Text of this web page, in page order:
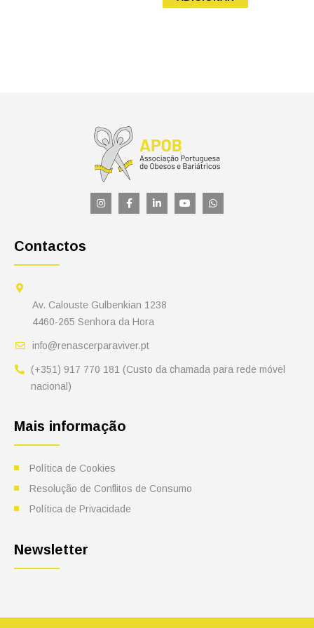
Contactos
Av. Calouste Gulbenkian 1238
4460-265 Senhora da Hora
info@renascerparaviver.pt
(+351) 917 770 181 (Custo da chamada para rede móvel
nacional)
Mais informação
Política de Cookies
Resolução de Conflitos de Consumo
Política de Privacidade
Newsletter